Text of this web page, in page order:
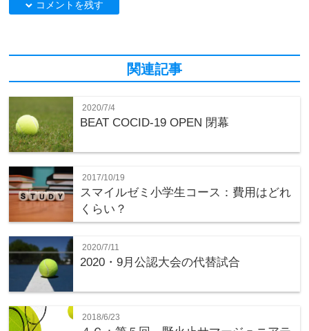
down コメントを残す
関連記事
2020/7/4
BEAT COCID-19 OPEN 閉幕
2017/10/19
スマイルゼミ小学生コース：費用はどれ
くらい？
2020/7/11
2020・9月公認大会の代替試合
2018/6/23